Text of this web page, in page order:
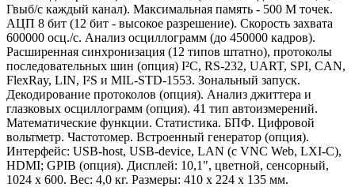
Гвыб/с каждый канал). Максимальная память - 500 М точек.
АЦП 8 бит (12 бит - высокое разрешение). Скорость захвата
600000 осц./с. Анализ осциллограмм (до 450000 кадров).
Расширенная синхронизация (12 типов штатно), протоколы
последовательных шин (опция) I²C, RS-232, UART, SPI, CAN,
FlexRay, LIN, I²S и MIL-STD-1553. Зональный запуск.
Декодирование протоколов (опция). Анализ джиттера и
глазковых осциллограмм (опция). 41 тип автоизмерений.
Математические функции. Статистика. БПФ. Цифровой
вольтметр. Частотомер. Встроенный генератор (опция).
Интерфейс: USB-host, USB-device, LAN (c VNC Web, LXI-C),
HDMI; GPIB (опция). Дисплей: 10,1", цветной, сенсорный,
1024 х 600. Вес: 4,0 кг. Размеры: 410 x 224 x 135 мм.